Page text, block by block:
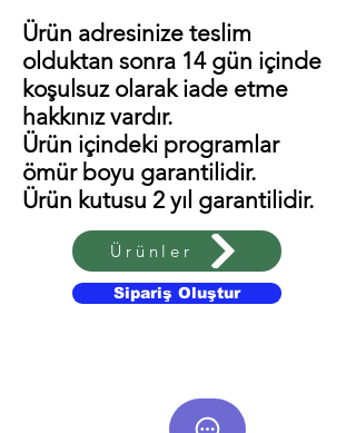
Ürün adresinize teslim
olduktan sonra 14 gün içinde
koşulsuz olarak iade etme
hakkınız vardır.
Ürün içindeki programlar
ömür boyu garantilidir.
Ürün kutusu 2 yıl garantilidir.
Ürünler
Sipariş Oluştur